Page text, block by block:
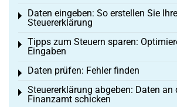
Daten eingeben: So erstellen Sie Ihre
Steuererklärung
Toggle menu
Tipps zum Steuern sparen:
Eingaben
Toggle menu
Daten prüfen: Fehler finden
Toggle menu
Steuererklärung abgeben: Daten an
Finanzamt schicken
Toggle menu